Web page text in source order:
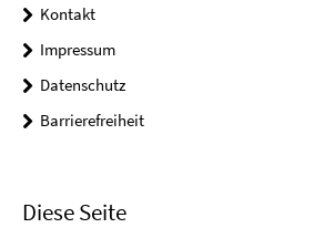
Kontakt
Impressum
Datenschutz
Barrierefreiheit
Diese Seite